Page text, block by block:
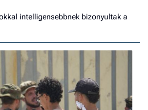
intelligensebbnek bizonyultak a